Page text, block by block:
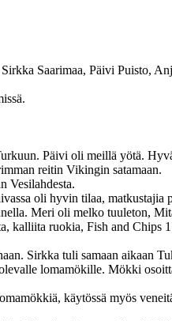
Saarimaa, Päivi Puisto,
Päivi oli meillä yötä. Hyvä
reitin Vikingin satamaan.
hyvin tilaa, matkustajia
oli melko tuuleton, Mitään
ruokia, Fish and Chips
tuli samaan aikaan
Mökki
käytössä myös veneitä,